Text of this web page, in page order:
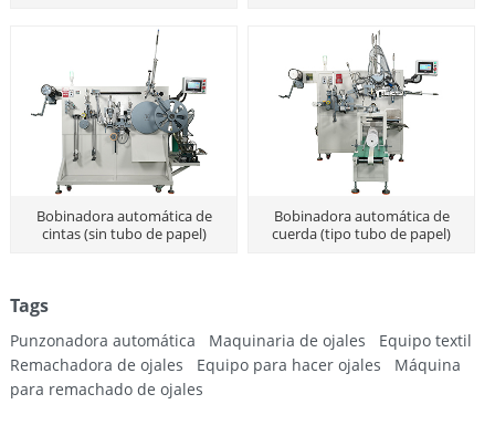
Bobinadora automática de
cintas (sin tubo de papel)
Bobinadora automática de
cuerda (tipo tubo de papel)
Tags
Punzonadora automática Maquinaria de ojales
Equipo textil
Remachadora de ojales
Equipo para hacer ojales
Máquina
para remachado de ojales